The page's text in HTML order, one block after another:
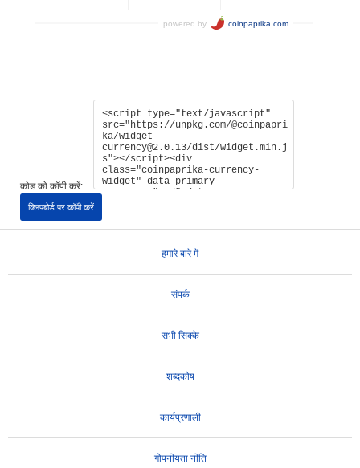
कोड को कॉपी करें:
क्लिपबोर्ड पर कॉपी करें
हमारे बारे में
संपर्क
सभी सिक्के
शब्दकोष
कार्यप्रणाली
गोपनीयता नीति